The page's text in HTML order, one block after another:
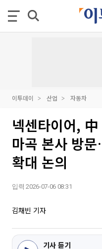
이투데이 산업 자동차
넥센타이어,
마곡 본사 방
확대 논의
입력 2026-07-06 08:31
김채빈 기자
기사 듣기